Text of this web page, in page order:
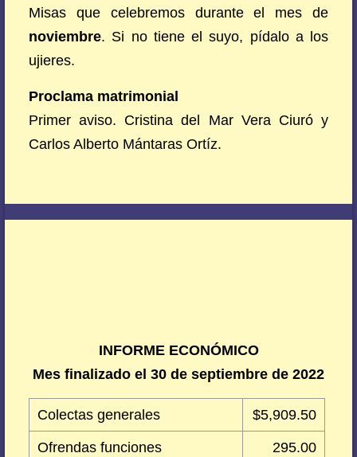
Misas que celebremos durante el mes de
noviembre. Si no tiene el suyo, pídalo a los
ujieres.
Proclama matrimonial
Primer aviso. Cristina del Mar Vera Ciuró y
Carlos Alberto Mántaras Ortíz.
INFORME ECONÓMICO
Mes finalizado el 30 de septiembre de 2022
Colectas generales $5,909.50
Ofrendas funciones
295.00